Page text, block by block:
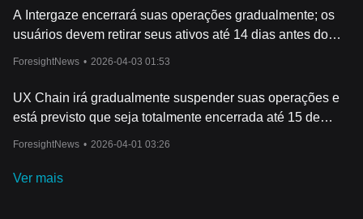
É importante destacar que, como qualquer outra criptomoeda,
Cosmos apresenta riscos, portanto, é sempre aconselhável
pesquisar e ter cautela ao investir.
A Intergaze encerrará suas operações gradualmente; os
usuários devem retirar seus ativos até 14 dias antes do
ForesightNews • 2026-04-03 01:53
UX Chain irá gradualmente suspender suas operações e
está previsto que seja totalmente encerrada até 15 de
ForesightNews • 2026-04-01 03:26
Ver mais